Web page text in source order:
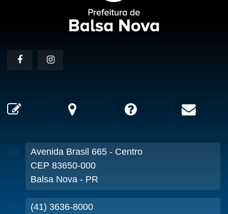
Avenida Brasil 665 - Centro
CEP 83650-000
Balsa Nova - PR
(41) 3636-8000